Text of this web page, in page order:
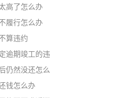
高了怎么办
履行怎么办
算违约
逾期竣工的违
仍然没还怎么
钱怎么办